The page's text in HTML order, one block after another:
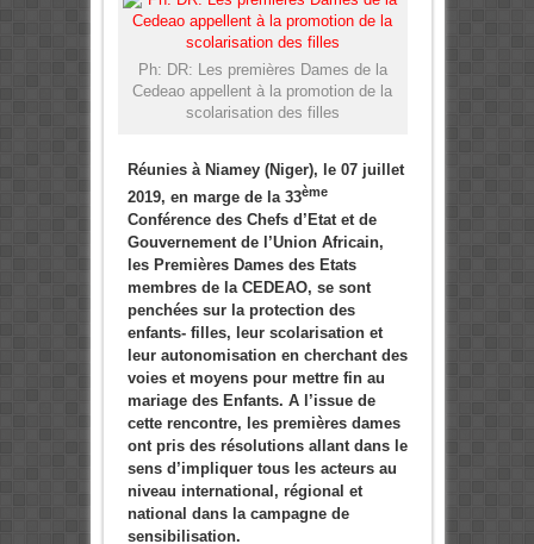
Ph: DR: Les premières Dames de la
Cedeao appellent à la promotion de la
scolarisation des filles
Réunies à Niamey (Niger), le 07 juillet
2019, en marge de la 33ème
Conférence des Chefs d’Etat et de
Gouvernement de l’Union Africain,
les Premières Dames des Etats
membres de la CEDEAO, se sont
penchées sur la protection des
enfants- filles, leur scolarisation et
leur autonomisation en cherchant des
voies et moyens pour mettre fin au
mariage des Enfants. A l’issue de
cette rencontre, les premières dames
ont pris des résolutions allant dans le
sens d’impliquer tous les acteurs au
niveau international, régional et
national dans la campagne de
sensibilisation.